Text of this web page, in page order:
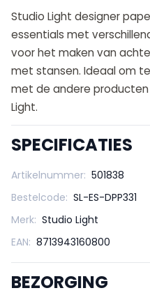
Studio Light designer
essentials met
voor het maken van
met stansen. Ideaal om
met de andere
Light.
SPECIFICATIES
Artikelnummer: 501838
Bestelcode: SL-ES-DPP331
Merk: Studio Light
EAN: 8713943160800
BEZORGING